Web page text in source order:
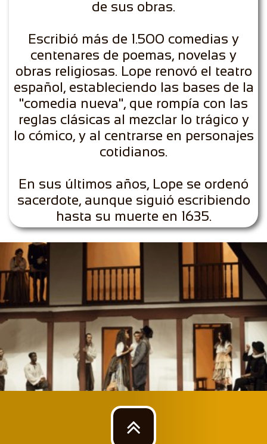
de sus obras.
Escribió más de 1.500 comedias y
centenares de poemas, novelas y
obras religiosas. Lope renovó el teatro
español, estableciendo las bases de la
"comedia nueva", que rompía con las
reglas clásicas al mezclar lo trágico y
lo cómico, y al centrarse en personajes
cotidianos.
En sus últimos años, Lope se ordenó
sacerdote, aunque siguió escribiendo
hasta su muerte en 1635.
